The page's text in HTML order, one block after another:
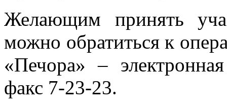
Желающим принять
можно обратиться к
«Печора» –
факс 7-23-23.